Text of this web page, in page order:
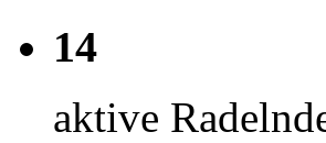
14
aktive